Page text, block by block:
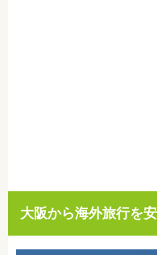
大阪から海外旅行を